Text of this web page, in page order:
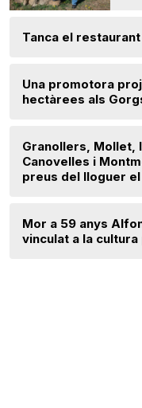
Tanca el
Una promotora
hectàrees als
Granollers, Mollet,
Canovelles i
preus del lloguer
Mor a 59 anys
vinculat a la cultura